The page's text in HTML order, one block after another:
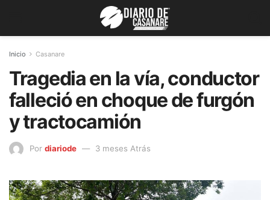
Inicio Casanare
Tragedia en la vía, conductor
falleció en choque de furgón
y tractocamión
Por diariode 3 meses Atrás